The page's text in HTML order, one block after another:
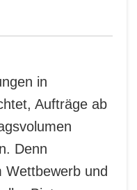
in
Aufträge ab
Denn
Wettbewerb und